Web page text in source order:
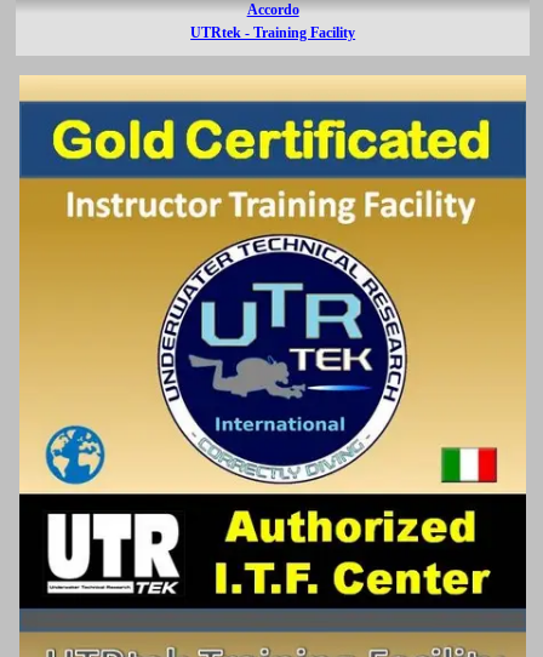
Accordo
UTRtek - Training Facility